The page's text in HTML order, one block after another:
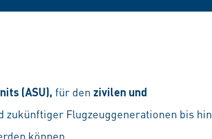
(ASU), für den zivilen und
Flugzeuggenerationen bis hin
können.